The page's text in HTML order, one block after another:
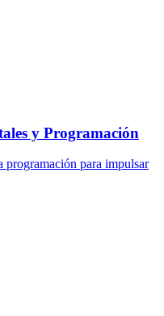
y Programación
programación para impulsar